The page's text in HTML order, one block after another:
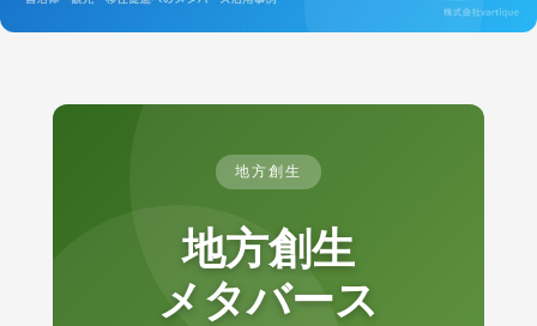
地方創生
地方創生
メタバース